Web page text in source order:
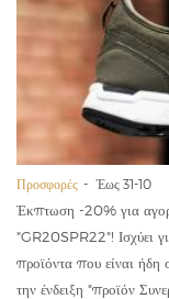
Προσφορές Έως 31-10
Έκπτωση -20% για
"GR20SPR22"! Ισχύει
προϊόντα που είναι ήδη
την ένδειξη "προϊόν